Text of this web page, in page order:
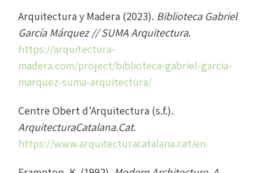
Arquitectura y Madera (2023). Biblioteca Gabriel
García Márquez // SUMA Arquitectura.
https://arquitectura-
madera.com/project/biblioteca-gabriel-garcia-
marquez-suma-arquitectura/
Centre Obert d’Arquitectura (s.f.).
ArquitecturaCatalana.Cat.
https://www.arquitecturacatalana.cat/en